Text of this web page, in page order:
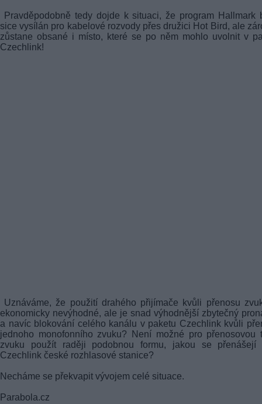
Pravděpodobně tedy dojde k situaci, že program Hallmark
sice vysílán pro kabelové rozvody přes družici Hot Bird, ale
zůstane obsané i místo, které se po něm mohlo uvolnit v
Czechlink!
Uznáváme, že použití drahého přijímače kvůli přenosu
ekonomicky nevýhodné, ale je snad výhodnější zbytečný
a navíc blokování celého kanálu v paketu Czechlink kvůli
jednoho monofonního zvuku? Není možné pro přenosovou
zvuku použít raději podobnou formu, jakou se přenášejí
Czechlink české rozhlasové stanice?
Necháme se překvapit vývojem celé situace.
Parabola.cz